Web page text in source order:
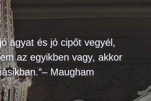
ágyat és jó cipőt vegyél,
az egyikben vagy, akkor
Maugham